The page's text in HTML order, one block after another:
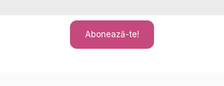
Abonează-te!